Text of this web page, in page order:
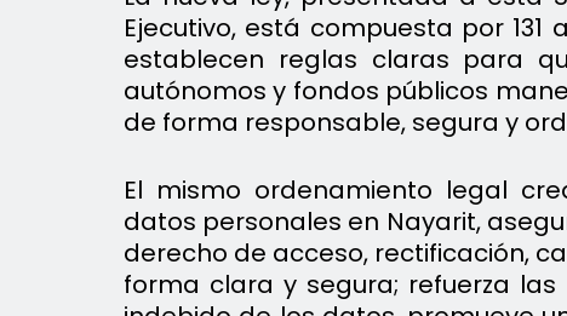
Ejecutivo, está compuesta por
establecen reglas claras para
autónomos y fondos públicos
de forma responsable, segura y
El mismo ordenamiento legal
datos personales en Nayarit,
derecho de acceso, rectificación,
forma clara y segura; refuerza